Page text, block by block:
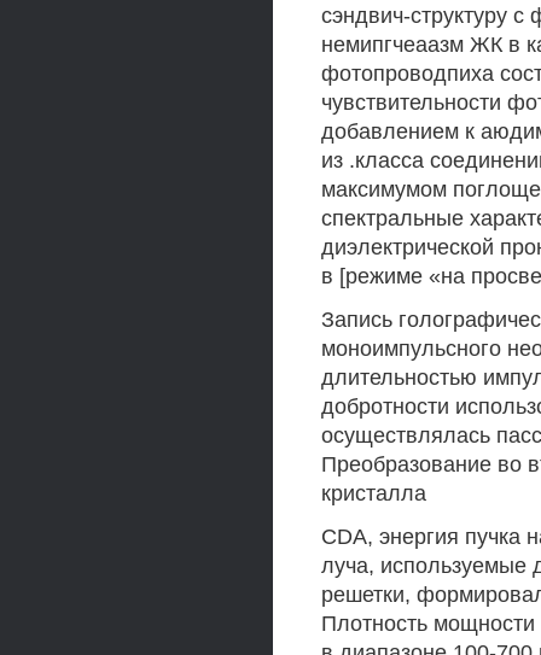
сэндвич-структуру
немипгчеаазм ЖК в
фотопроводпиха
чувствительности
добавлением к
из .класса
максимумом
спектральные
диэлектрической
в [режиме «на
Запись
моноимпульсного
длительностью
добротности
осуществлялась
Преобразование во
кристалла
CDA, энергия пучка
луча, используемые
решетки,
Плотность мощности